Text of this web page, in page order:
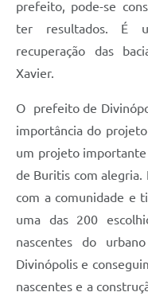
prefeito, pode-se
ter resultados. É
recuperação das
Xavier.
O prefeito de
importância do
um projeto
de Buritis com
com a comunidade e
uma das 200
nascentes do
Divinópolis e
nascentes e a